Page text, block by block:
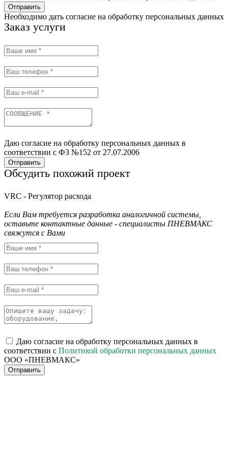
Отправить
Необходимо дать согласие на обработку персональных данных
Заказ услуги
Даю согласие на обработку персональных данных в
соответствии с ФЗ №152 от 27.07.2006
Отправить
Обсудить похожий проект
VRC - Регулятор расхода
Если Вам требуется разработка аналогичной системы,
оставьте контактные данные - специалисты ПНЕВМАКС
свяжутся с Вами
Даю согласие на обработку персональных данных в
соответствии с Политикой обработки персональных данных
ООО «ПНЕВМАКС»
Отправить